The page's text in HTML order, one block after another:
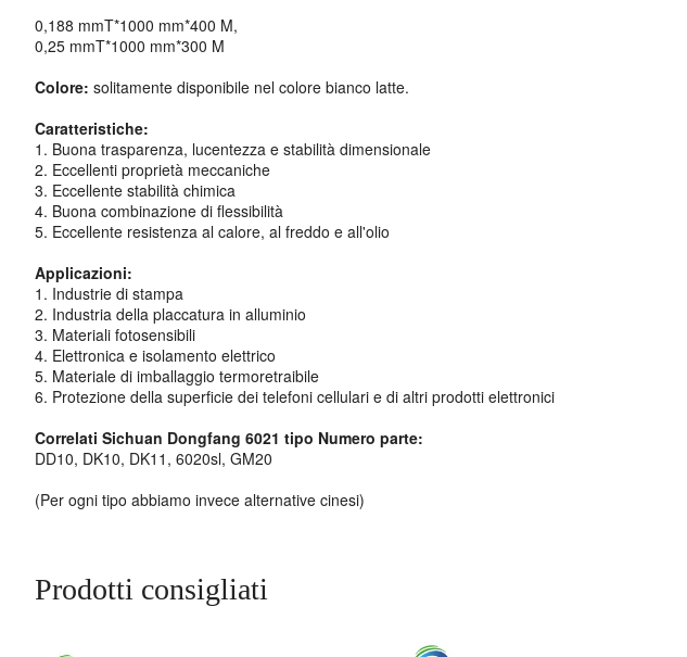
0,188 mmT*1000 mm*400 M,
0,25 mmT*1000 mm*300 M
Colore: solitamente disponibile nel colore bianco latte.
Caratteristiche:
1. Buona trasparenza, lucentezza e stabilità dimensionale
2. Eccellenti proprietà meccaniche
3. Eccellente stabilità chimica
4. Buona combinazione di flessibilità
5. Eccellente resistenza al calore, al freddo e all'olio
Applicazioni:
1. Industrie di stampa
2. Industria della placcatura in alluminio
3. Materiali fotosensibili
4. Elettronica e isolamento elettrico
5. Materiale di imballaggio termoretraibile
6. Protezione della superficie dei telefoni cellulari e di altri prodotti elettronici
Correlati Sichuan Dongfang 6021 tipo Numero parte:
DD10, DK10, DK11, 6020sl, GM20
(Per ogni tipo abbiamo invece alternative cinesi)
Prodotti consigliati